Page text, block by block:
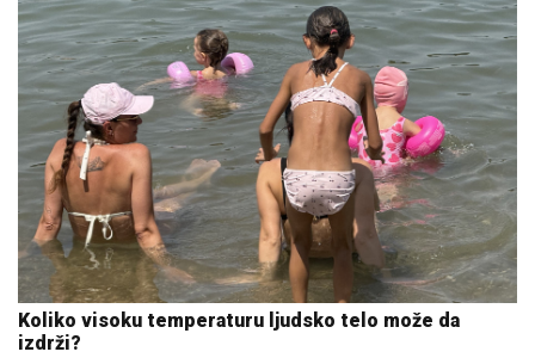
Koliko visoku temperaturu ljudsko telo može da
izdrži?